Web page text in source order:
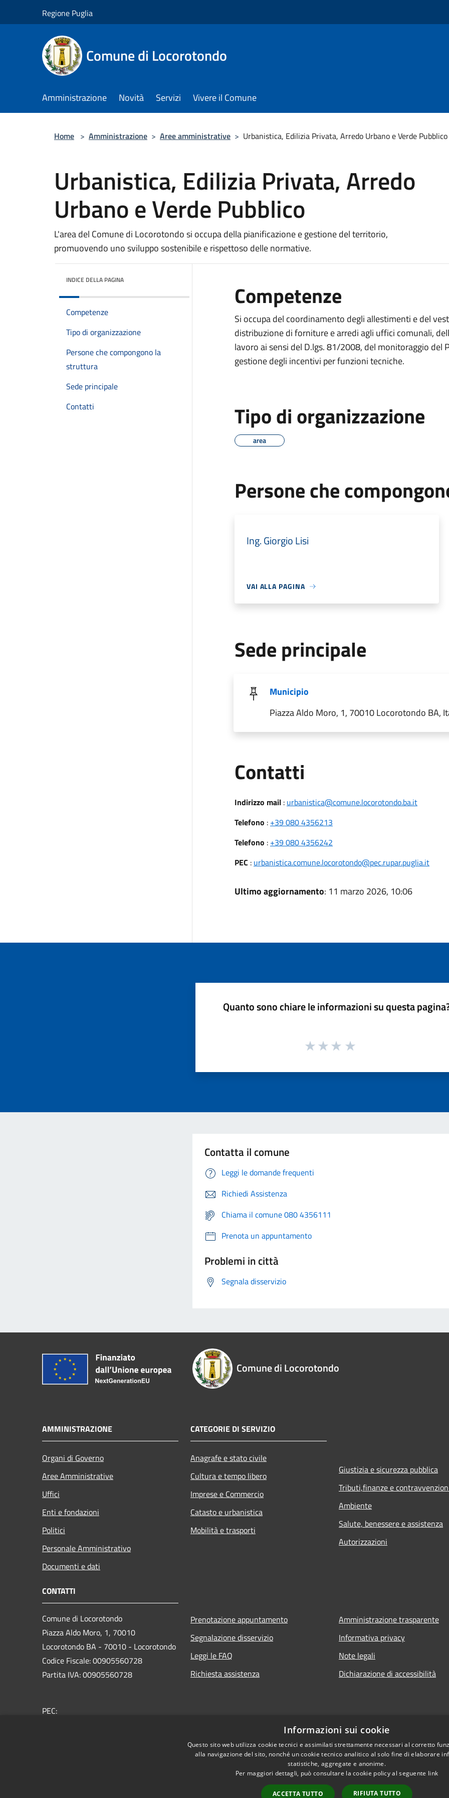
Regione Puglia
Comune di Locorotondo
Amministrazione Novità Servizi Vivere il Comune
Home > Amministrazione > Aree amministrative > Urbanistica, Edilizia Privata, Arredo Urbano e Verde Pubblico
Urbanistica, Edilizia Privata, Arredo
Urbano e Verde Pubblico
L'area del Comune di Locorotondo si occupa della pianificazione e gestione del territorio,
promuovendo uno sviluppo sostenibile e rispettoso delle normative.
INDICE DELLA PAGINA
Competenze
Tipo di organizzazione
Persone che compongono la
struttura
Sede principale
Contatti
Competenze
Si occupa del coordinamento degli allestimenti e del
distribuzione di forniture e arredi agli uffici comunali,
lavoro ai sensi del D.lgs. 81/2008, del monitoraggio del
gestione degli incentivi per funzioni tecniche.
Tipo di organizzazione
area
Persone che
Ing. Giorgio Lisi
VAI ALLA PAGINA
Sede principale
Municipio
Piazza Aldo Moro, 1, 70010 Locorotondo BA,
Contatti
Indirizzo mail: urbanistica@comune.locorotondo.ba.it
Telefono : +39 080 4356213
Telefono : +39 080 4356242
PEC : urbanistica.comune.locorotondo@pec.rupar.puglia.it
Ultimo aggiornamento: 11 marzo 2026, 10:06
Quanto sono chiare le informazioni su questa
Contatta il comune
Leggi le domande frequenti
Richiedi Assistenza
Chiama il comune 080 4356111
Prenota un appuntamento
Problemi in città
Segnala disservizio
Comune di Locorotondo
AMMINISTRAZIONE
Organi di Governo
Aree Amministrative
Uffici
Enti e fondazioni
Politici
Personale Amministrativo
Documenti e dati
CATEGORIE DI SERVIZIO
Anagrafe e stato civile
Cultura e tempo libero
Imprese e Commercio
Catasto e urbanistica
Mobilità e trasporti
Giustizia e sicurezza pubblica
Tributi,finanze e
Ambiente
Salute, benessere e assistenza
Autorizzazioni
CONTATTI
Comune di Locorotondo
Piazza Aldo Moro, 1, 70010
Locorotondo BA - 70010 - Locorotondo
Codice Fiscale: 00905560728
Partita IVA: 00905560728
PEC:
Prenotazione appuntamento
Segnalazione disservizio
Leggi le FAQ
Richiesta assistenza
Amministrazione trasparente
Informativa privacy
Note legali
Dichiarazione di accessibilità
Informazioni sui cookie
Questo sito web utilizza cookie tecnici e assimilati strettamente necessari al corretto
alla navigazione del sito, nonché un cookie tecnico analitico al solo fine di elaborare
statistiche, aggregate e anonime.
Per maggiori dettagli, può consultare la cookie policy al seguente link
ACCETTA TUTTO RIFIUTA TUTTO